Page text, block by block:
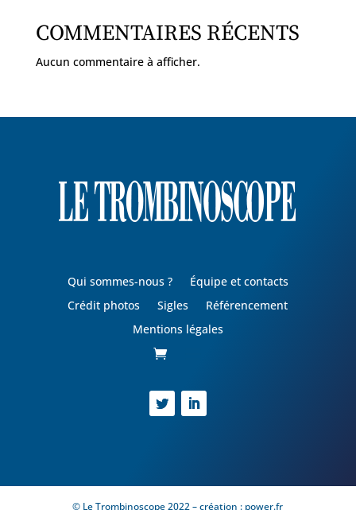
COMMENTAIRES RÉCENTS
Aucun commentaire à afficher.
Qui sommes-nous ?
Équipe et contacts
Crédit photos
Sigles
Référencement
Mentions légales
© Le Trombinoscope 2022 – création : power.fr